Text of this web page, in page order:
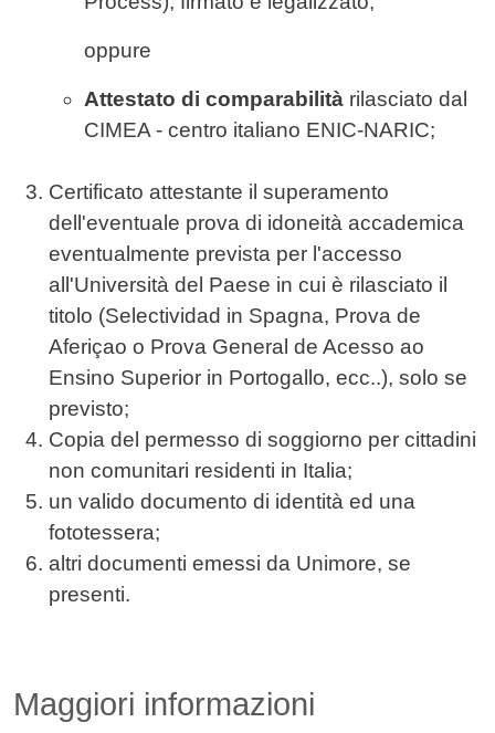
oppure
Attestato di comparabilità rilasciato dal
CIMEA - centro italiano ENIC-NARIC;
Certificato attestante il superamento
dell'eventuale prova di idoneità accademica
eventualmente prevista per l'accesso
all'Università del Paese in cui è rilasciato il
titolo (Selectividad in Spagna, Prova de
Aferiçao o Prova General de Acesso ao
Ensino Superior in Portogallo, ecc..), solo se
previsto;
Copia del permesso di soggiorno per cittadini
non comunitari residenti in Italia;
un valido documento di identità ed una
fototessera;
altri documenti emessi da Unimore, se
presenti.
Maggiori informazioni